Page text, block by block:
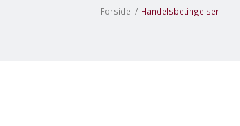
Forside / Handelsbetingelser